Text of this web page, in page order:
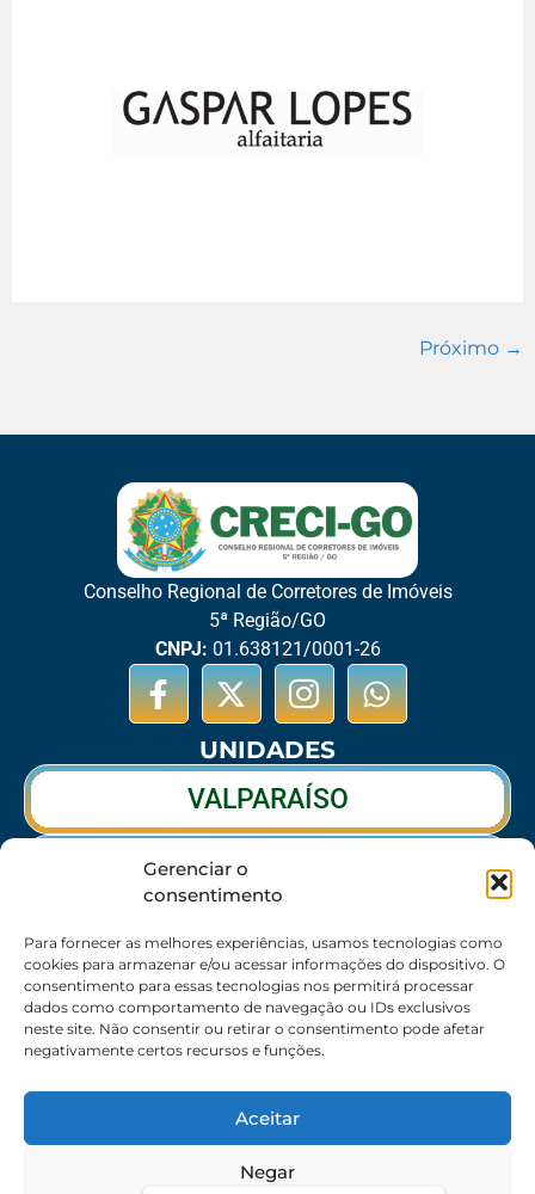
Gerenciar o
consentimento
Para fornecer as melhores experiências, usamos tecnologias como
cookies para armazenar e/ou acessar informações do dispositivo. O
consentimento para essas tecnologias nos permitirá processar
dados como comportamento de navegação ou IDs exclusivos
neste site. Não consentir ou retirar o consentimento pode afetar
negativamente certos recursos e funções.
Aceitar
Negar
Próximo →
Conselho Regional de Corretores de Imóveis
5ª Região/GO
CNPJ: 01.638121/0001-26
UNIDADES
VALPARAÍSO
RIO VERDE
CALDAS NOVAS
SEDE
62 3095-6530 / 62 3236-7350 / 62 99643-1994
8:30h às 17:30h
Rua 56 – Palácio dos Colibris, N° 390,